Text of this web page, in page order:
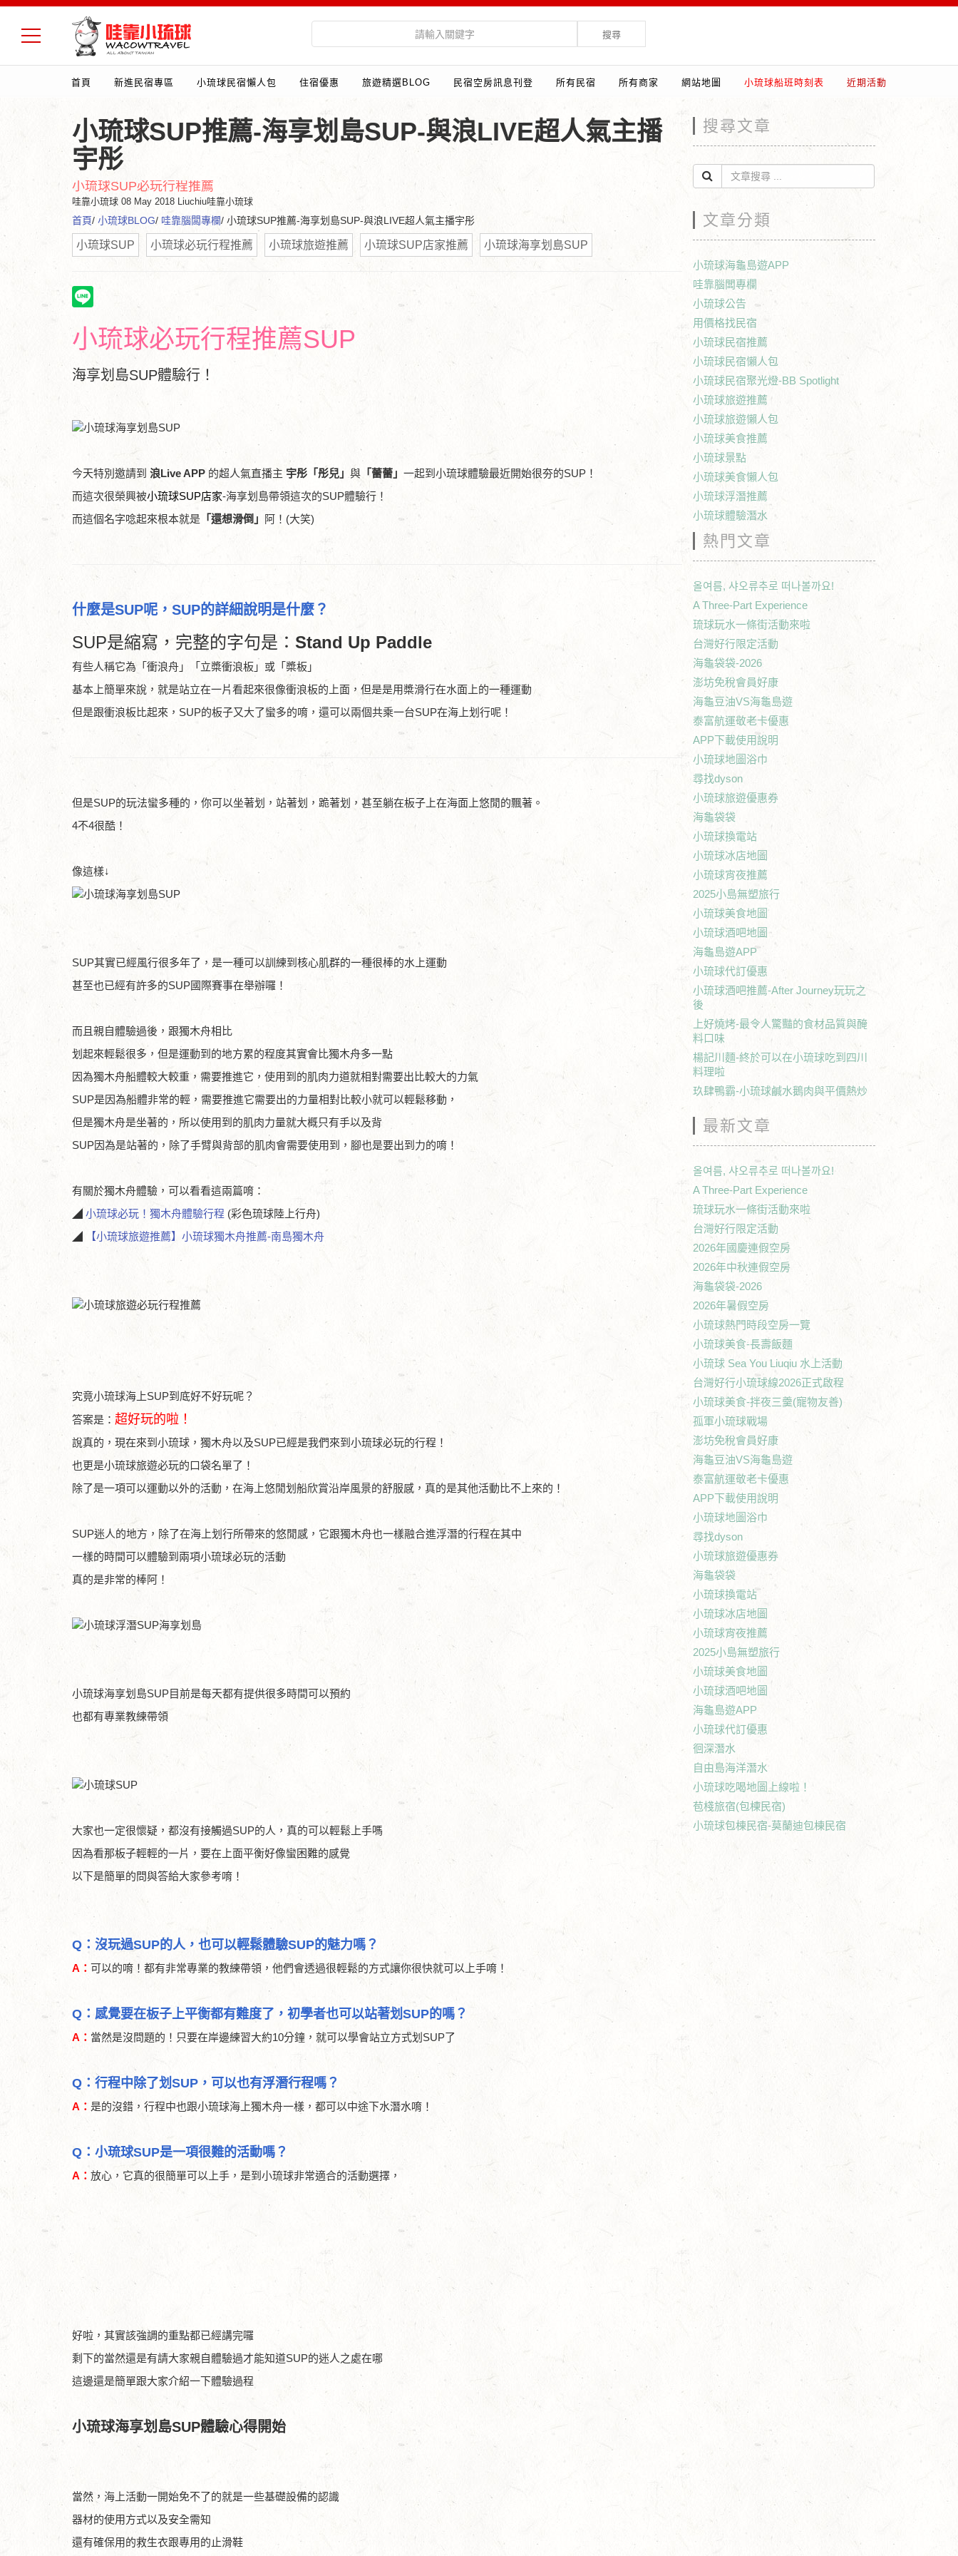
搜尋
首頁 新進民宿專區 小琉球民宿懶人包 住宿優惠 旅遊精選BLOG 民宿空房訊息刊登 所有民宿 所有商家 網站地圖 小琉球船班時刻表 近期活動
小琉球SUP推薦-海享划島SUP-與浪LIVE超人氣主播
宇彤
小琉球SUP必玩行程推薦
哇靠小琉球 08 May 2018 Liuchiu哇靠小琉球
首頁/小琉球BLOG/ 哇靠腦闆專欄/ 小琉球SUP推薦-海享划島SUP-與浪LIVE超人氣主播宇彤
小琉球SUP 小琉球必玩行程推薦 小琉球旅遊推薦 小琉球SUP店家推薦 小琉球海享划島SUP
小琉球必玩行程推薦SUP
海享划島SUP體驗行！
今天特別邀請到浪Live APP 的超人氣直播主 宇彤「彤兒」與 「蕾蕾」一起到小琉球體驗最近開始很夯的SUP！
而這次很榮興被小琉球SUP店家-海享划島帶領這次的SUP體驗行！
而這個名字唸起來根本就是 「還想滑倒」 阿！(大笑)
什麼是SUP呢，SUP的詳細說明是什麼？
SUP是縮寫，完整的字句是：Stand Up Paddle
有些人稱它為「衝浪舟」「立槳衝浪板」或「槳板」
基本上簡單來說，就是站立在一片看起來很像衝浪板的上面，但是是用槳滑行在水面上的一種運動
但是跟衝浪板比起來，SUP的板子又大了蠻多的唷，還可以兩個共乘一台SUP在海上划行呢！
但是SUP的玩法蠻多種的，你可以坐著划，站著划，跪著划，甚至躺在板子上在海面上悠閒的飄著。
4不4很酷！
像這樣↓
SUP其實已經風行很多年了，是一種可以訓練到核心肌群的一種很棒的水上運動
甚至也已經有許多的SUP國際賽事在舉辦囉！
而且親自體驗過後，跟獨木舟相比
划起來輕鬆很多，但是運動到的地方累的程度其實會比獨木舟多一點
因為獨木舟船體較大較重，需要推進它，使用到的肌肉力道就相對需要出比較大的力氣
SUP是因為船體非常的輕，需要推進它需要出的力量相對比較小就可以輕鬆移動，
但是獨木舟是坐著的，所以使用到的肌肉力量就大概只有手以及背
SUP因為是站著的，除了手臂與背部的肌肉會需要使用到，腳也是要出到力的唷！
有關於獨木舟體驗，可以看看這兩篇唷：
◢小琉球必玩！獨木舟體驗行程 (彩色琉球陸上行舟)
◢
【小琉球旅遊推薦】小琉球獨木舟推薦-南島獨木舟
究竟小琉球海上SUP到底好不好玩呢？
答案是： 超好玩的啦！
說真的，現在來到小琉球，獨木舟以及SUP已經是我們來到小琉球必玩的行程！
也更是小琉球旅遊必玩的口袋名單了！
除了是一項可以運動以外的活動，在海上悠閒划船欣賞沿岸風景的舒服感，真的是其他活動比不上來的！
SUP迷人的地方，除了在海上划行所帶來的悠閒感，它跟獨木舟也一樣融合進浮潛的行程在其中
一樣的時間可以體驗到兩項小琉球必玩的活動
真的是非常的棒阿！
小琉球海享划島SUP目前是每天都有提供很多時間可以預約
也都有專業教練帶領
大家也一定很懷疑，都沒有接觸過SUP的人，真的可以輕鬆上手嗎
因為看那板子輕輕的一片，要在上面平衡好像蠻困難的感覺
以下是簡單的問與答給大家參考唷！
Q：沒玩過SUP的人，也可以輕鬆體驗SUP的魅力嗎？
A：可以的唷！都有非常專業的教練帶領，他們會透過很輕鬆的方式讓你很快就可以上手唷！
Q：感覺要在板子上平衡都有難度了，初學者也可以站著划SUP的嗎？
A： 當然是沒問題的！只要在岸邊練習大約10分鐘，就可以學會站立方式划SUP了
Q：行程中除了划SUP，可以也有浮潛行程嗎？
A：是的沒錯，行程中也跟小琉球海上獨木舟一樣，都可以中途下水潛水唷！
Q：小琉球SUP是一項很難的活動嗎？
A：放心，它真的很簡單可以上手，是到小琉球非常適合的活動選擇，
好啦，其實該強調的重點都已經講完囉
剩下的當然還是有請大家親自體驗過才能知道SUP的迷人之處在哪
這邊還是簡單跟大家介紹一下體驗過程
小琉球海享划島SUP體驗心得開始
當然，海上活動一開始免不了的就是一些基礎設備的認識
器材的使用方式以及安全需知
還有確保用的救生衣跟專用的止滑鞋
搜尋文章
文章分類
小琉球海龜島遊APP
哇靠腦闆專欄
小琉球公告
用價格找民宿
小琉球民宿推薦
小琉球民宿懶人包
小琉球民宿聚光燈-BB Spotlight
小琉球旅遊推薦
小琉球旅遊懶人包
小琉球美食推薦
小琉球景點
小琉球美食懶人包
小琉球浮潛推薦
小琉球體驗潛水
熱門文章
올여름, 샤오류추로 떠나볼까요!
A Three-Part Experience
琉球玩水一條街活動來啦
台灣好行限定活動
海龜袋袋-2026
澎坊免稅會員好康
海龜豆油VS海龜島遊
泰富航運敬老卡優惠
APP下載使用說明
小琉球地圖浴巾
尋找dyson
小琉球旅遊優惠券
海龜袋袋
小琉球換電站
小琉球冰店地圖
小琉球宵夜推薦
2025小島無塑旅行
小琉球美食地圖
小琉球酒吧地圖
海龜島遊APP
小琉球代訂優惠
小琉球酒吧推薦-After Journey玩玩之
後
上好燒烤-最令人驚豔的食材品質與醃
料口味
楊記川麵-終於可以在小琉球吃到四川
料理啦
玖肆鴨霸-小琉球鹹水鵝肉與平價熱炒
最新文章
올여름, 샤오류추로 떠나볼까요!
A Three-Part Experience
琉球玩水一條街活動來啦
台灣好行限定活動
2026年國慶連假空房
2026年中秋連假空房
海龜袋袋-2026
2026年暑假空房
小琉球熱門時段空房一覽
小琉球美食-長壽飯麵
小琉球 Sea You Liuqiu 水上活動
台灣好行小琉球線2026正式啟程
小琉球美食-拌夜三羹(寵物友善)
孤軍小琉球戰場
澎坊免稅會員好康
海龜豆油VS海龜島遊
泰富航運敬老卡優惠
APP下載使用說明
小琉球地圖浴巾
尋找dyson
小琉球旅遊優惠券
海龜袋袋
小琉球換電站
小琉球冰店地圖
小琉球宵夜推薦
2025小島無塑旅行
小琉球美食地圖
小琉球酒吧地圖
海龜島遊APP
小琉球代訂優惠
徊深潛水
自由島海洋潛水
小琉球吃喝地圖上線啦！
苞棧旅宿(包棟民宿)
小琉球包棟民宿-莫蘭迪包棟民宿